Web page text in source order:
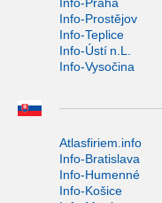
Info-Praha
Info-Prostějov
Info-Teplice
Info-Ústí n.L.
Info-Vysočina
Atlasfiriem.info
Info-Bratislava
Info-Humenné
Info-Košice